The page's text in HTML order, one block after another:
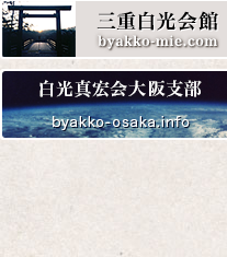
Amazon 楽天 Yahoo!